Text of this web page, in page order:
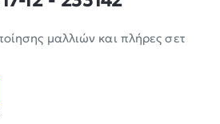
μαλλιών και πλήρες σετ